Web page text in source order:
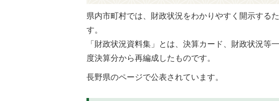
県内市町村では、財政状況をわかりやすく開示する
す。
「財政状況資料集」とは、決算カード、財政状況等
度決算分から再編成したものです。
長野県のページで公表されています。